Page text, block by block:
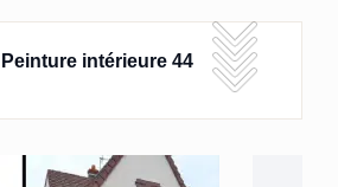
Peinture intérieure 44